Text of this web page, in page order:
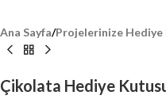
Ana Sayfa/Projelerinize Hediye
Çikolata Hediye